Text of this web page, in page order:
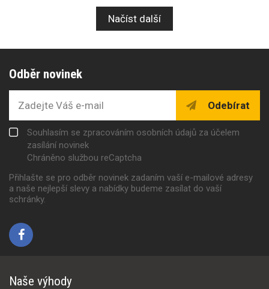
Načíst další
Odběr novinek
Odebírat
Souhlasím se zpracováním osobních údajů za účelem
zasílání novinek
Chráněno službou reCaptcha
Přihlašte se pro odběr novinek zadaním vaší e-mailové adresy
a naše nejlepší slevy a nabídky budeme zasílat do vaší
schránky.
Naše výhody